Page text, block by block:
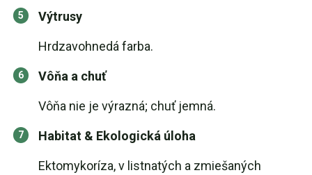
Výtrusy
Hrdzavohnedá farba.
Vôňa a chuť
Vôňa nie je výrazná; chuť jemná.
Habitat & Ekologická úloha
Ektomykoríza, v listnatých a zmiešaných